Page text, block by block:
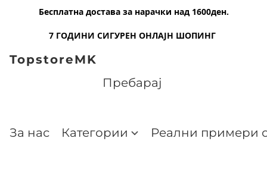
Бесплатна достава за нарачки над 1600ден.
7 ГОДИНИ СИГУРЕН ОНЛАЈН ШОПИНГ
TopstoreMK
За нас Категории Реални примери